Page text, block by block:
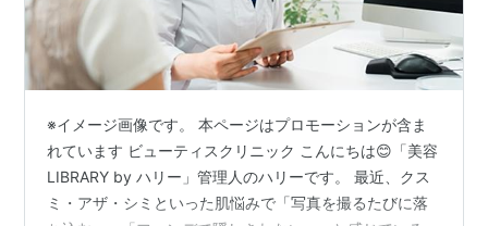
※イメージ画像です。 本ページはプロモーションが含ま
れています ビューティスクリニック こんにちは😊「美容
LIBRARY by ハリー」管理人のハリーです。 最近、クス
ミ・アザ・シミといった肌悩みで「写真を撮るたびに落